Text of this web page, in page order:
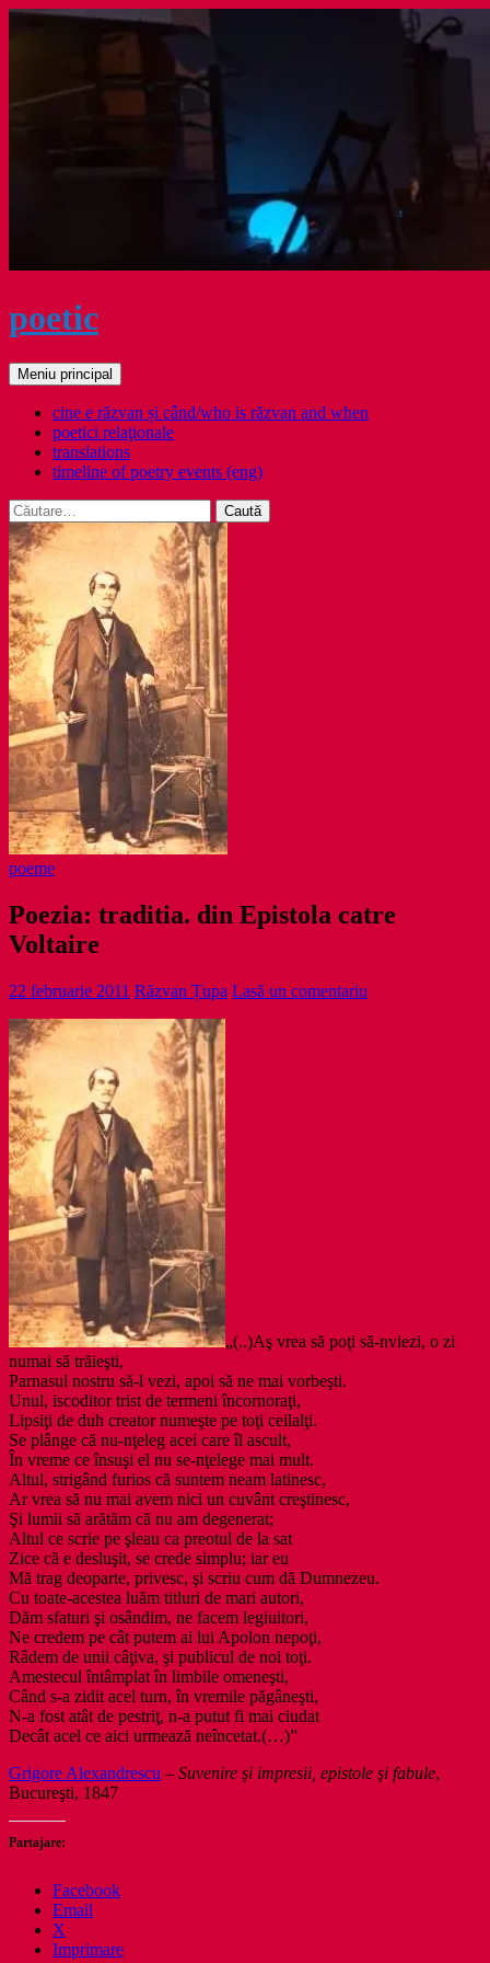
Sari
poetic
Caută
Meniu principal
cine e răzvan și când/who is răzvan and when
poetici relaţionale
translations
timeline of poetry events (eng)
Caută
după:
poeme
Poezia: traditia. din Epistola catre
Voltaire
22 februarie 2011 Răzvan Țupa Lasă un comentariu
„(..)Aş vrea să poţi să-nviezi, o zi
numai să trăieşti,
Parnasul nostru să-l vezi, apoi să ne mai vorbeşti.
Unul, iscoditor trist de termeni încornoraţi,
Lipsiţi de duh creator numeşte pe toţi ceilalţi.
Se plânge că nu-nţeleg acei care îl ascult,
În vreme ce însuşi el nu se-nţelege mai mult.
Altul, strigând furios că suntem neam latinesc,
Ar vrea să nu mai avem nici un cuvânt creştinesc,
Şi lumii să arătăm că nu am degenerat;
Altul ce scrie pe şleau ca preotul de la sat
Zice că e desluşit, se crede simplu; iar eu
Mă trag deoparte, privesc, şi scriu cum dă Dumnezeu.
Cu toate-acestea luăm titluri de mari autori,
Dăm sfaturi şi osândim, ne facem legiuitori,
Ne credem pe cât putem ai lui Apolon nepoţi,
Râdem de unii câţiva, şi publicul de noi toţi.
Amestecul întâmplat în limbile omeneşti,
Când s-a zidit acel turn, în vremile păgâneşti,
N-a fost atât de pestriţ, n-a putut fi mai ciudat
Decât acel ce aici urmează neîncetat.(…)”
Grigore Alexandrescu – Suvenire şi impresii, epistole şi fabule,
Bucureşti, 1847
Partajare:
Facebook
Email
X
Imprimare